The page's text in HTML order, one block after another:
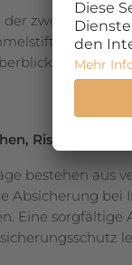
der zweiten
an.
zu
bestehen aus
Absicherung bei
Eine